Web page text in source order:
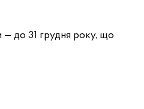
— до 31 грудня року, що